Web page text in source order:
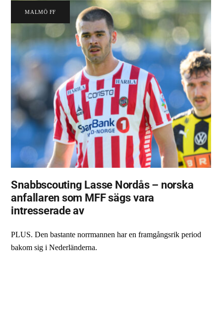
MALMÖ FF
Snabbscouting Lasse Nordås – norska
anfallaren som MFF sägs vara
intresserade av
PLUS. Den bastante norrmannen har en framgångsrik period
bakom sig i Nederländerna.